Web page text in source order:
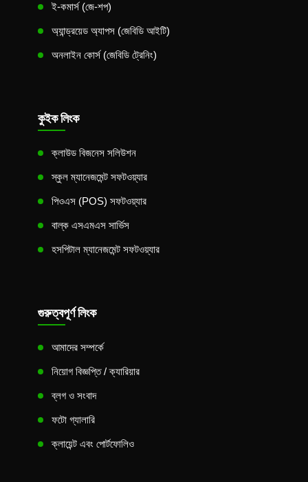
ই-কমার্স (জে-শপ)
অ্যান্ড্রয়েড অ্যাপস (জেবিডি আইটি)
অনলাইন কোর্স (জেবিডি ট্রেনিং)
কুইক লিংক
ক্লাউড বিজনেস সলিউশন
স্কুল ম্যানেজমেন্ট সফটওয়্যার
পিওএস (POS) সফটওয়্যার
বাল্ক এসএমএস সার্ভিস
হসপিটাল ম্যানেজমেন্ট সফটওয়্যার
গুরুত্বপূর্ণ লিংক
আমাদের সম্পর্কে
নিয়োগ বিজ্ঞপ্তি / ক্যারিয়ার
ব্লগ ও সংবাদ
ফটো গ্যালারি
ক্লায়েন্ট এবং পোর্টফোলিও